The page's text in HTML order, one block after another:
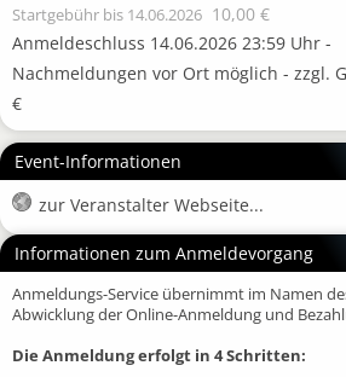
Startgebühr bis 14.06.2026 10,00 €
Anmeldeschluss 14.06.2026 23:59 Uhr -
Nachmeldungen vor Ort möglich - zzgl.
€
Event-Informationen
zur Veranstalter Webseite...
Informationen zum Anmeldevorgang
Anmeldungs-Service übernimmt im Namen
Abwicklung der Online-Anmeldung und
Die Anmeldung erfolgt in 4 Schritten: